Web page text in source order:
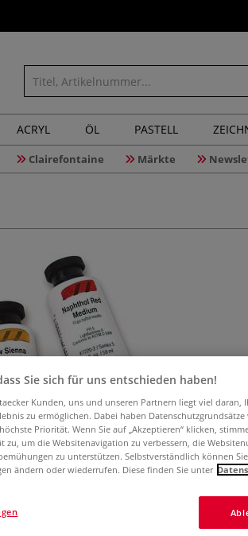
ACRYL ÖL PASTELL
Clairefontaine Märkte
Sie sich für uns entschieden haben!
Kunden, uns und unseren Partnern liegt viel
zu ermöglichen. Dabei haben
Priorität. Wenn Sie auf „Akzeptieren“ klicken,
zu, um die Websitenavigation zu verbessern, die
zu unterstützen. Selbstverständlich können
ändern oder wiederrufen. Diese finden Sie unter